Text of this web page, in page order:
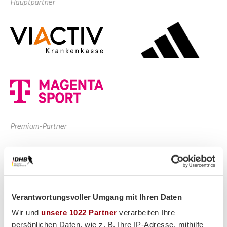
Verantwortungsvoller Umgang mit Ihren Daten
Wir und unsere 1022 Partner verarbeiten Ihre
persönlichen Daten, wie z. B. Ihre IP-Adresse, mithilfe
Premium-Partner